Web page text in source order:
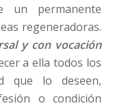
un permanente
regeneradoras.
y con vocación
a ella todos los
que lo deseen,
o condición